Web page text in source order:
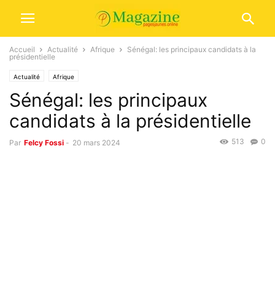
Accueil Actualité Afrique
Sénégal: les principaux candidats à la
présidentielle
Actualité Afrique
Sénégal: les principaux
candidats à la présidentielle
Par Felcy Fossi - 20 mars 2024 0
513